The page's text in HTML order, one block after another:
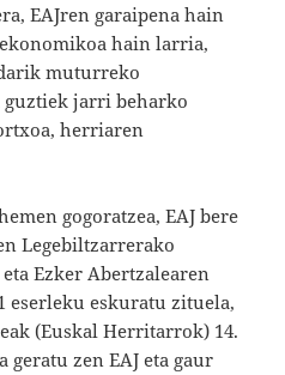
EAJren garaipena hain
hain larria,
muturreko
jarri beharko
herriaren
gogoratzea, EAJ bere
Legebiltzarrerako
Ezker Abertzalearen
eserleku eskuratu zituela,
(Euskal Herritarrok) 14.
geratu zen EAJ eta gaur